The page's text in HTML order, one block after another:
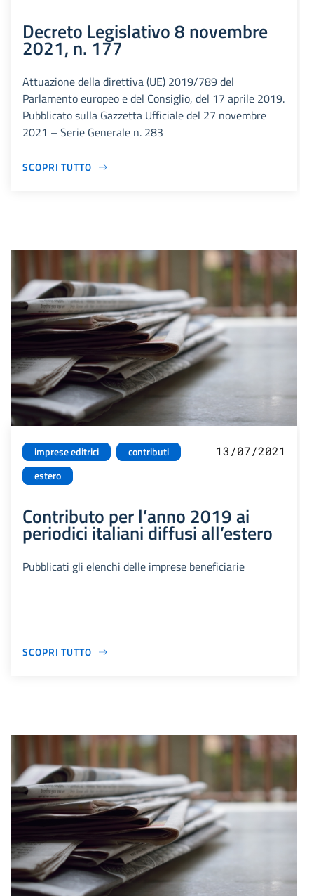
Decreto Legislativo 8 novembre
2021, n. 177
Attuazione della direttiva (UE) 2019/789 del
Parlamento europeo e del Consiglio, del 17 aprile 2019.
Pubblicato sulla Gazzetta Ufficiale del 27 novembre
2021 – Serie Generale n. 283
SCOPRI TUTTO
imprese editrici
contributi
estero
13/07/2021
Contributo per l’anno 2019 ai
periodici italiani diffusi all’estero
Pubblicati gli elenchi delle imprese beneficiarie
SCOPRI TUTTO